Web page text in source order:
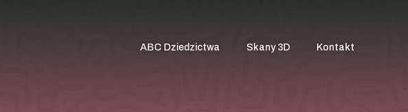
ABC Dziedzictwa Skany 3D Kontakt